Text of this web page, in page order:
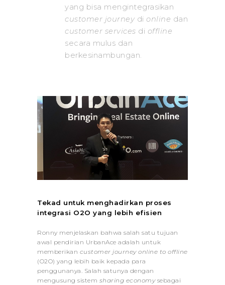
yang bisa mengintegrasikan
customer journey di online dan
customer services di offline
secara mulus dan
berkesinambungan.
Tekad untuk menghadirkan proses
integrasi O2O yang lebih efisien
Ronny menjelaskan bahwa salah satu tujuan
awal pendirian UrbanAce adalah untuk
memberikan customer journey online to offline
(O2O) yang lebih baik kepada para
penggunanya. Salah satunya dengan
mengusung sistem sharing economysebagai